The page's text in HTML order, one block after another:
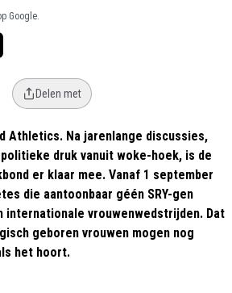
Google.
Delen met
Athletics. Na jarenlange discussies,
druk vanuit woke-hoek, is de
er klaar mee. Vanaf 1 september
die aantoonbaar géén SRY-gen
internationale vrouwenwedstrijden. Dat
geboren vrouwen mogen nog
het hoort.